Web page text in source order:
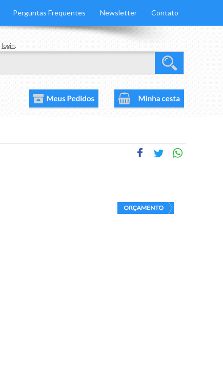
Perguntas Frequentes Newsletter Contato
login.